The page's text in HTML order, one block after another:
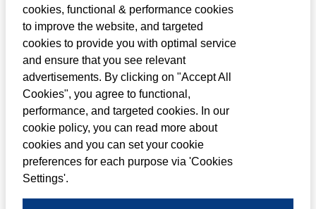
klanten mobiliteit die nu én in de
toekomst relevant is.
Ga naar Louwman Toyota
cookies, functional & performance cookies
to improve the website, and targeted
cookies to provide you with optimal service
and ensure that you see relevant
advertisements. By clicking on "Accept All
Cookies", you agree to functional,
performance, and targeted cookies. In our
cookie policy, you can read more about
cookies and you can set your cookie
preferences for each purpose via 'Cookies
Settings'.